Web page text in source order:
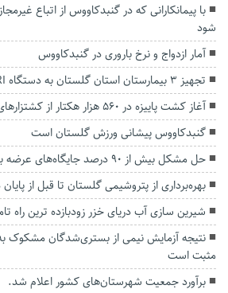
با پیمانکارانی که در گنبدکاووس از اتباع
شود
آمار ازدواج و نرخ باروری در گنبدکاووس
تجهیز ۳ بیمارستان استان گلستان به دستگاه MRI
آغاز کشت پاییزه در ۵۶۰ هزار هکتار از کشتزارهای گلستان
گنبدکاووس پیشانی ورزش گلستان است
حل مشکل بیش از ۹۰ درصد جایگاه‌های عرضه بنزین در گلستان
بهره‌برداری از پتروشیمی گلستان تا قبل از
شیرین سازی آب دریای خزر زودبازده ترین راه
نتیجه آزمایش نیمی از بستری‌شدگان مشکوک به
مثبت است
برآورد جمعیت شهرستان‌های کشور اعلام شد.